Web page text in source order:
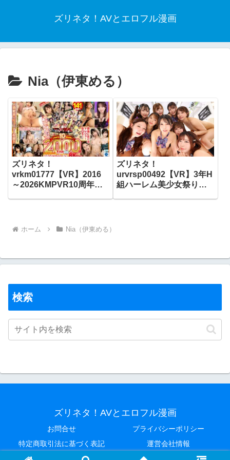
ズリネタ！AVとエロフル漫画
Nia（伊東める）
ズリネタ！
vrkm01777【VR】2016
～2026KMPVR10周年記
ズリネタ！
urvrsp00492【VR】3年H
組ハーレム美少女祭り！
ホーム Nia（伊東める）
検索
ズリネタ！AVとエロフル漫画
お問合せ
プライバシーポリシー
特定商取引法に基づく表記
運営会社情報